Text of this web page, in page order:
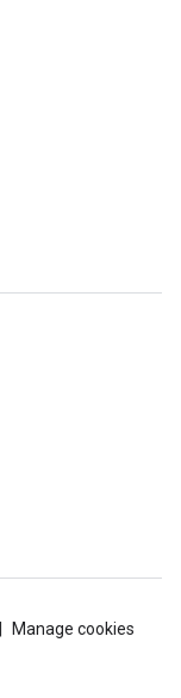
Manage cookies